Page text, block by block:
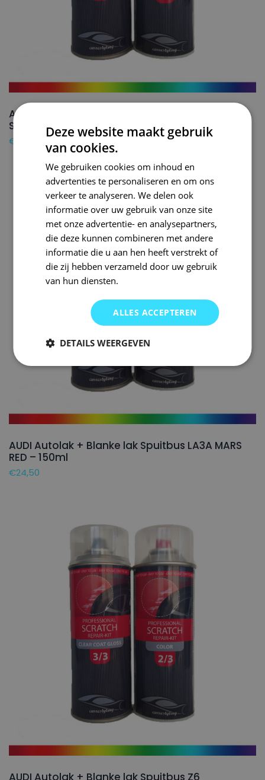
AUDI Autolak + Blanke lak Spuitbus L620
SAVANNAH BEIGE – 150ml
€
AUDI Autolak + Blanke lak Spuitbus LA3A MARS
RED – 150ml
€24,50
AUDI Autolak + Blanke lak Spuitbus Z6
Deze website maakt gebruik
van cookies.
We gebruiken cookies om inhoud en
advertenties te personaliseren en om ons
verkeer te analyseren. We delen ook
informatie over uw gebruik van onze site
met onze advertentie- en analysepartners,
die deze kunnen combineren met andere
informatie die u aan hen heeft verstrekt of
die zij hebben verzameld door uw gebruik
van hun diensten.
ALLES ACCEPTEREN
DETAILS WEERGEVEN